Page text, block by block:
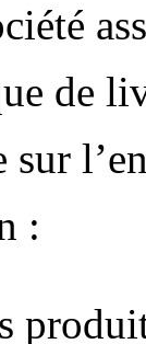
de
sur
: